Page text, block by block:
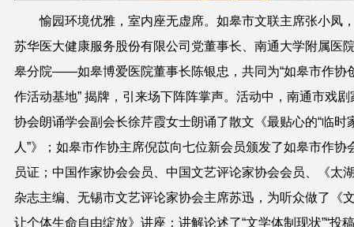
愉园环境优雅，室内座无虚席。如皋市文联主席张小凤
苏华医大健康服务股份有限公司党董事长、南通大学附属医
皋分院——如皋博爱医院董事长陈银忠，共同为“如皋市作协
作活动基地” 揭牌，引来场下阵阵掌声。活动中，南通市戏剧
协会朗诵学会副会长徐芹霞女士朗诵了散文《最贴心的“临时
人”》；如皋市作协主席倪苡向七位新会员颁发了如皋市作协
员证；中国作家协会会员、中国文艺评论家协会会员、《太
杂志主编、无锡市文艺评论家协会主席苏迅，为听众做了《
让个体生命自由绽放》讲座：讲解论述了“文学体制现状”“投